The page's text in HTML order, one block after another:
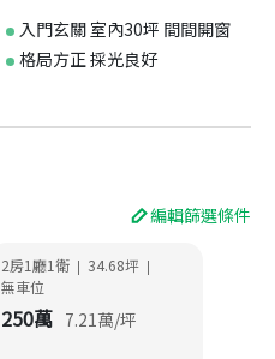
入門玄關 室內30坪 間間開窗
格局方正 採光良好
編輯篩選條件
2房1廳1衛 | 34.68坪 |
無車位
250萬 7.21萬/坪